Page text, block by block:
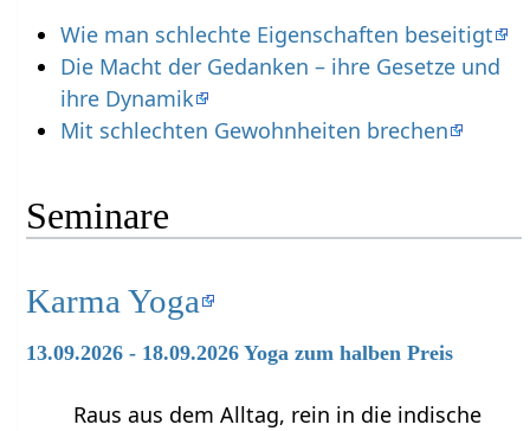
Wie man schlechte Eigenschaften beseitigt
Die Macht der Gedanken – ihre Gesetze und
ihre Dynamik
Mit schlechten Gewohnheiten brechen
Seminare
Karma Yoga
13.09.2026 - 18.09.2026 Yoga zum halben Preis
Raus aus dem Alltag, rein in die indische